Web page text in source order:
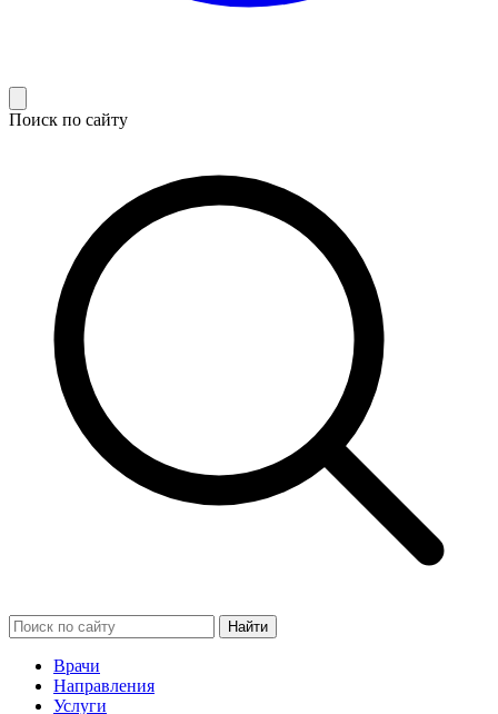
Поиск по сайту
Найти
Врачи
Направления
Услуги